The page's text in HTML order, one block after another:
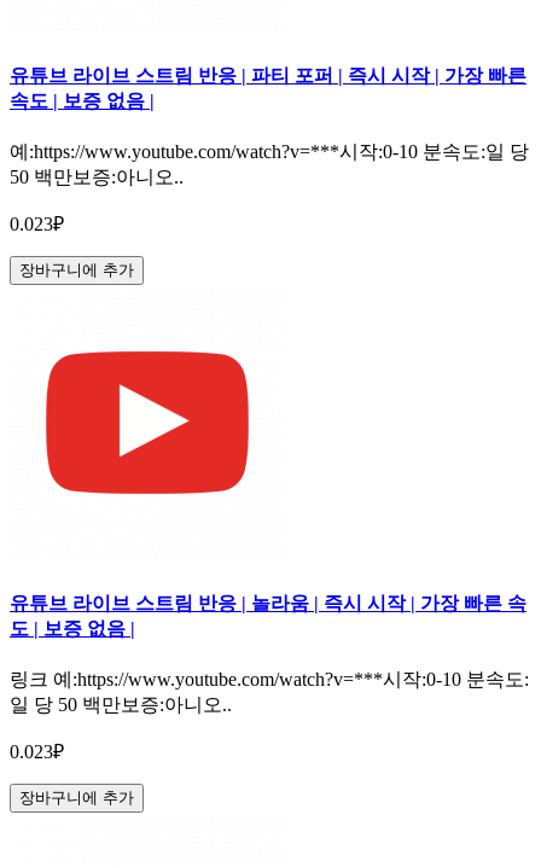
유튜브 라이브 스트림 반응 | 파티 포퍼 | 즉시 시작 | 가장 빠른
속도 | 보증 없음 |
예:https://www.youtube.com/watch?v=***시작:0-10 분속도:일 당
50 백만보증:아니오..
0.023₽
장바구니에 추가
유튜브 라이브 스트림 반응 | 놀라움 | 즉시 시작 | 가장 빠른 속
도 | 보증 없음 |
링크 예:https://www.youtube.com/watch?v=***시작:0-10 분속도:
일 당 50 백만보증:아니오..
0.023₽
장바구니에 추가